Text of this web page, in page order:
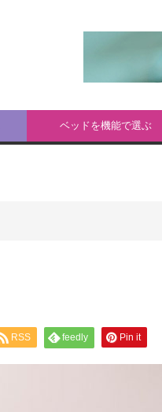
ベッドを機能で選ぶ
RSS feedly Pin it